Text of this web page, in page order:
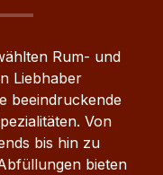
Calgary
Eggert
3 29549
Rum- und
Liebhaber
beeindruckende
Von
bis hin zu
bieten